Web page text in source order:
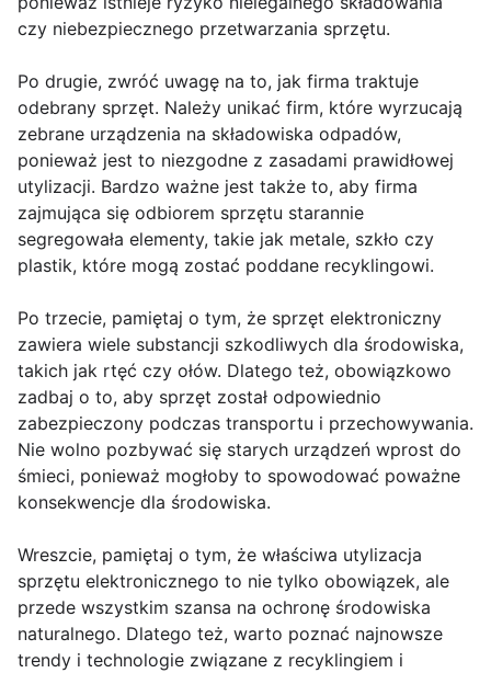
czy niebezpiecznego przetwarzania sprzętu.
Po drugie, zwróć uwagę na to, jak firma traktuje
odebrany sprzęt. Należy unikać firm, które wyrzucają
zebrane urządzenia na składowiska odpadów,
ponieważ jest to niezgodne z zasadami prawidłowej
utylizacji. Bardzo ważne jest także to, aby firma
zajmująca się odbiorem sprzętu starannie
segregowała elementy, takie jak metale, szkło czy
plastik, które mogą zostać poddane recyklingowi.
Po trzecie, pamiętaj o tym, że sprzęt elektroniczny
zawiera wiele substancji szkodliwych dla środowiska,
takich jak rtęć czy ołów. Dlatego też, obowiązkowo
zadbaj o to, aby sprzęt został odpowiednio
zabezpieczony podczas transportu i przechowywania.
Nie wolno pozbywać się starych urządzeń wprost do
śmieci, ponieważ mogłoby to spowodować poważne
konsekwencje dla środowiska.
Wreszcie, pamiętaj o tym, że właściwa utylizacja
sprzętu elektronicznego to nie tylko obowiązek, ale
przede wszystkim szansa na ochronę środowiska
naturalnego. Dlatego też, warto poznać najnowsze
trendy i technologie związane z recyklingiem i